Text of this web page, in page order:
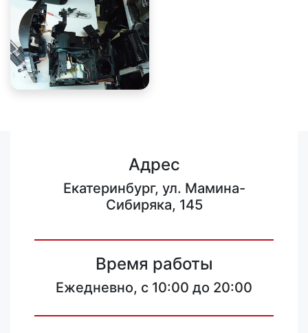
Адрес
Екатеринбург, ул. Мамина-
Сибиряка, 145
Время работы
Ежедневно, с 10:00 до 20:00